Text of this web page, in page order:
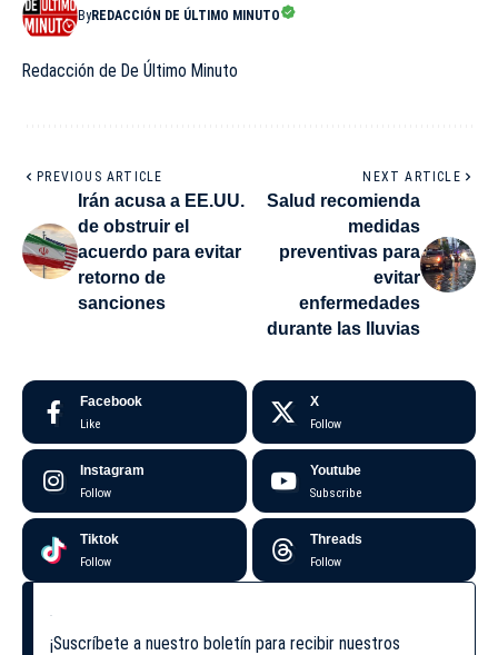
ByREDACCIÓN DE ÚLTIMO MINUTO
Redacción de De Último Minuto
PREVIOUS ARTICLE
Irán acusa a EE.UU.
de obstruir el
acuerdo para evitar
retorno de
sanciones
NEXT ARTICLE
Salud recomienda
medidas
preventivas para
evitar
enfermedades
durante las lluvias
Facebook
Like
X
Follow
Instagram
Follow
Youtube
Subscribe
Tiktok
Follow
Threads
Follow
¡Suscríbete a nuestro boletín para recibir nuestros